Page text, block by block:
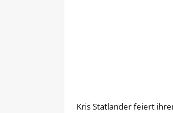
Kris Statlander feiert